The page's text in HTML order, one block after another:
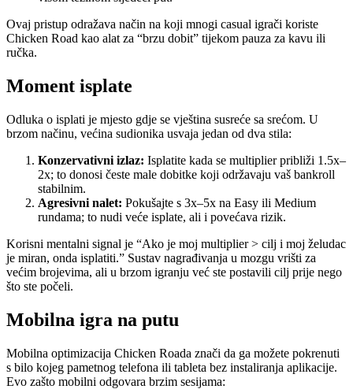
Ovaj pristup odražava način na koji mnogi casual igrači koriste
Chicken Road kao alat za “brzu dobit” tijekom pauza za kavu ili
ručka.
Moment isplate
Odluka o isplati je mjesto gdje se vještina susreće sa srećom. U
brzom načinu, većina sudionika usvaja jedan od dva stila:
Konzervativni izlaz: Isplatite kada se multiplier približi 1.5x–
2x; to donosi česte male dobitke koji održavaju vaš bankroll
stabilnim.
Agresivni nalet: Pokušajte s 3x–5x na Easy ili Medium
rundama; to nudi veće isplate, ali i povećava rizik.
Korisni mentalni signal je “Ako je moj multiplier > cilj i moj želudac
je miran, onda isplatiti.” Sustav nagrađivanja u mozgu vrišti za
većim brojevima, ali u brzom igranju već ste postavili cilj prije nego
što ste počeli.
Mobilna igra na putu
Mobilna optimizacija Chicken Roada znači da ga možete pokrenuti
s bilo kojeg pametnog telefona ili tableta bez instaliranja aplikacije.
Evo zašto mobilni odgovara brzim sesijama: